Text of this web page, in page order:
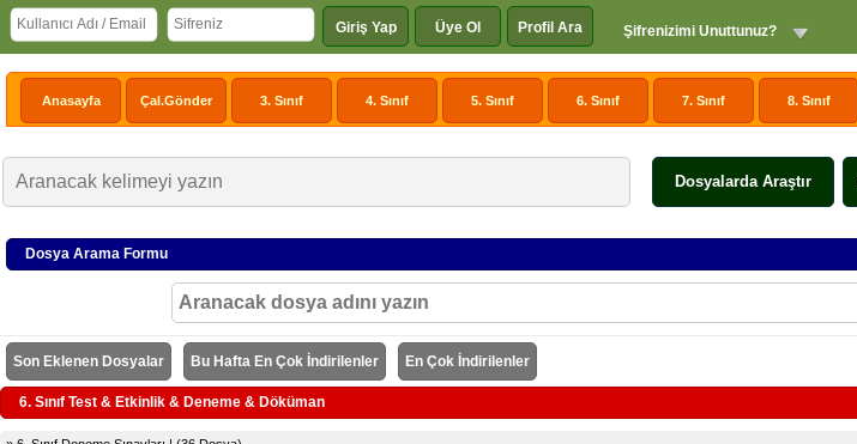
Giriş Yap Üye Ol Profil Ara Şifrenizimi Unuttunuz?
Anasayfa Çal.Gönder 3. Sınıf 4. Sınıf 5. Sınıf 6. Sınıf 7. Sınıf 8. Sınıf
Dosyalarda Araştır
Dosya Arama Formu
Son Eklenen Dosyalar Bu Hafta En Çok İndirilenler En Çok İndirilenler
6. Sınıf Test & Etkinlik & Deneme & Döküman